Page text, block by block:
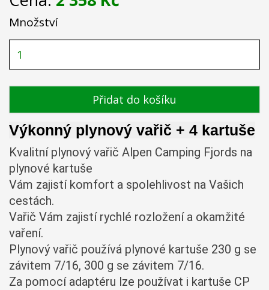
Množství
Přidat do košíku
Výkonný plynový vařič + 4 kartuše
Kvalitní plynový vařič Alpen Camping Fjords na
plynové kartuše
Vám zajistí komfort a spolehlivost na Vašich
cestách.
Vařič Vám zajistí rychlé rozložení a okamžité
vaření.
Plynový vařič používá plynové kartuše 230 g se
Za pomocí adaptéru lze používat i kartuše CP